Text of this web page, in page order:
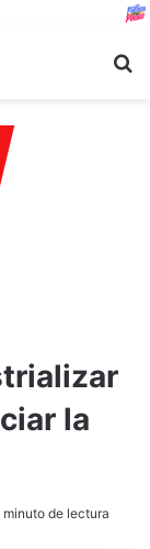
la
minuto de lectura